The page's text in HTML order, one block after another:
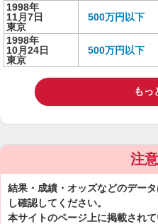
1998年
11月7日
東京
500万円以下
1998年
10月24日
東京
500万円以下
もっ
注
結果・成績・オッズなどのデー
し確認してください。
本サイトのページ上に掲載され